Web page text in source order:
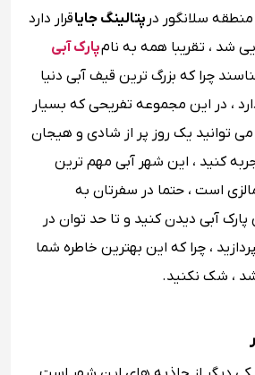
سلانگور در پتالینگ جایاقرار دارد
پارک آبی
چرا که بزرگ ترین قیف آبی دنیا
، در این مجموعه تفریحی که بسیار
توانید یک روز پر از شادی و هیجان
کنید ، این شهر آبی مهم ترین
است ، حتما در سفرتان به
پارک آبی دیدن کنید و تا حد توان در
، چرا که این بهترین خاطره شما
شد ، شک نکنید.